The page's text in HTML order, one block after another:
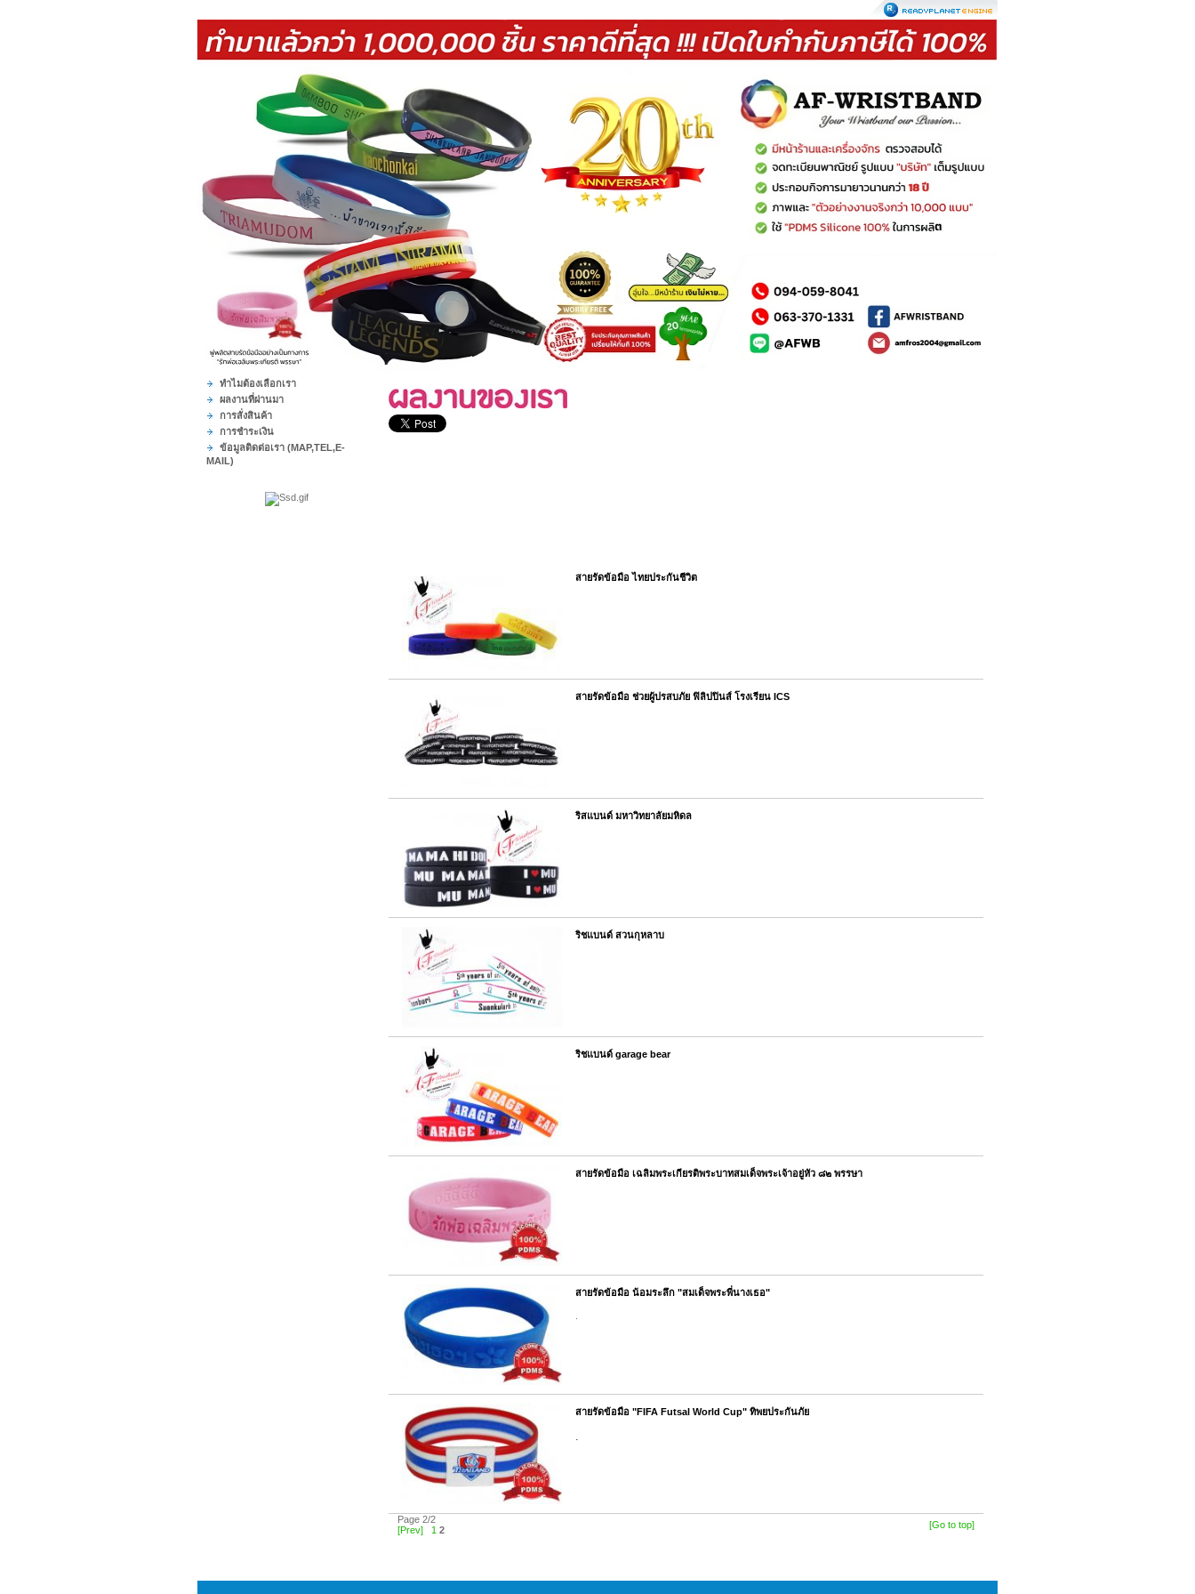
ทำไมต้องเลือกเรา
ผลงานที่ผ่านมา
การสั่งสินค้า
การชำระเงิน
ข้อมูลติดต่อเรา (MAP,TEL,E-
MAIL)
สายรัดข้อมือ ไทยประกันชีวิต
สายรัดข้อมือ ช่วยผู้ปรสบภัย ฟิลิปปินส์ โรงเรียน ICS
ริสแบนด์ มหาวิทยาลัยมหิดล
ริชแบนด์ สวนกุหลาบ
ริชแบนด์ garage bear
สายรัดข้อมือ เฉลิมพระเกียรติพระบาทสมเด็จพระเจ้าอยู่หัว ๘๒ พรรษา
สายรัดข้อมือ น้อมระลึก "สมเด็จพระพี่นางเธอ"
สายรัดข้อมือ "FIFA Futsal World Cup" ทิพยประกันภัย
.
Page 2/2
[Prev]
1 2 [Go to top]